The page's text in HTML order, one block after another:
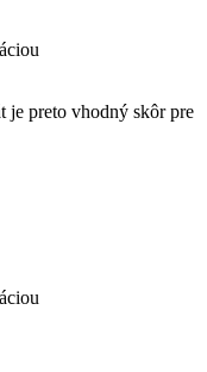
preto vhodný skôr pre